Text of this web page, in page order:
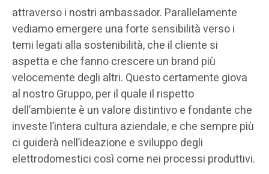
attraverso i nostri ambassador. Parallelamente
vediamo emergere una forte sensibilità verso i
temi legati alla sostenibilità, che il cliente si
aspetta e che fanno crescere un brand più
velocemente degli altri. Questo certamente giova
al nostro Gruppo, per il quale il rispetto
dell’ambiente è un valore distintivo e fondante che
investe l’intera cultura aziendale, e che sempre più
ci guiderà nell’ideazione e sviluppo degli
elettrodomestici così come nei processi produttivi.